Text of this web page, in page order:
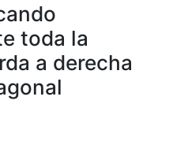
toda la
a derecha